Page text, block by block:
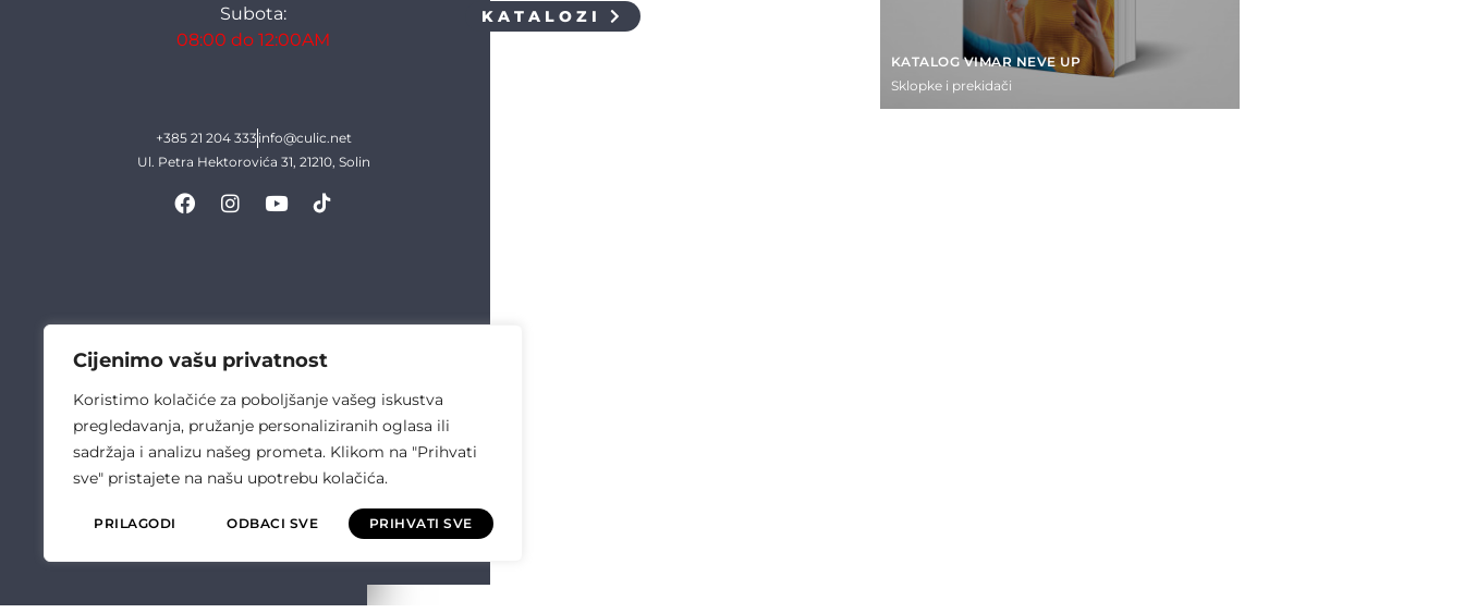
Cijenimo vašu privatnost
Koristimo kolačiće za poboljšanje vašeg iskustva
pregledavanja, pružanje personaliziranih oglasa ili
sadržaja i analizu našeg prometa. Klikom na "Prihvati
sve" pristajete na našu upotrebu kolačića.
PRILAGODI ODBACI SVE PRIHVATI SVE
Subota:
08:00 do 12:00AM
+385 21 204 333info@culic.net
Ul. Petra Hektorovića 31, 21210, Solin
KATALOZI
KATALOG VIMAR NEVE UP
Sklopke i prekidači